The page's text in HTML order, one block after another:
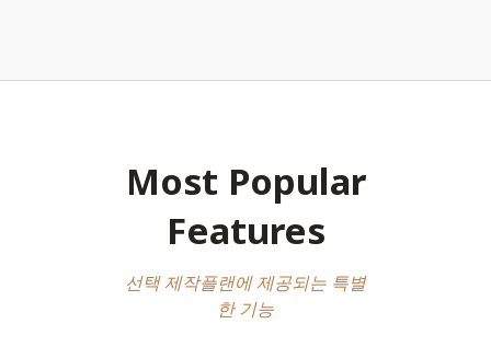
Most Popular
Features
선택 제작플랜에 제공되는 특별
한 기능